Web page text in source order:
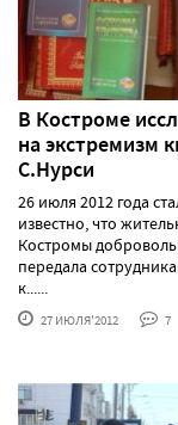
В Костроме
на экстремизм
С.Нурси
26 июля 2012 года
известно, что
Костромы
передала
к......
27 ИЮЛЯ'2012 7